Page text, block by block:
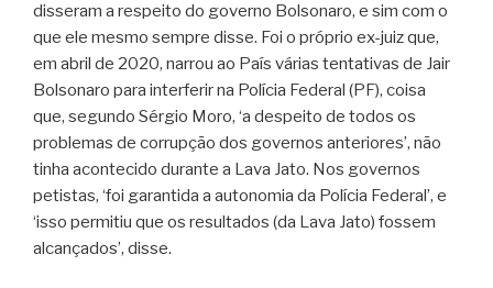
disseram a respeito do governo Bolsonaro, e sim com o
que ele mesmo sempre disse. Foi o próprio ex-juiz que,
em abril de 2020, narrou ao País várias tentativas de Jair
Bolsonaro para interferir na Polícia Federal (PF), coisa
que, segundo Sérgio Moro, ‘a despeito de todos os
problemas de corrupção dos governos anteriores’, não
tinha acontecido durante a Lava Jato. Nos governos
petistas, ‘foi garantida a autonomia da Polícia Federal’, e
‘isso permitiu que os resultados (da Lava Jato) fossem
alcançados’, disse.